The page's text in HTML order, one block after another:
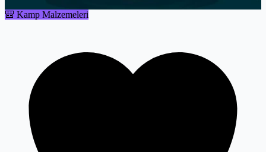
🎒 Kamp Malzemeleri